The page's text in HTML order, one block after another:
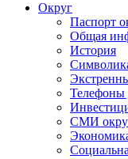
Округ
Паспорт
Общая
История
Телефоны
СМИ